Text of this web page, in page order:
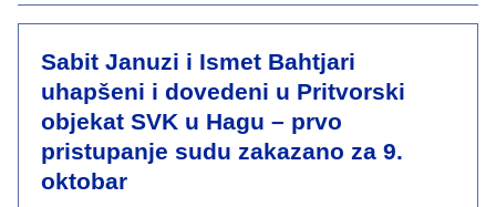
Sabit Januzi i Ismet Bahtjari
uhapšeni i dovedeni u Pritvorski
objekat SVK u Hagu – prvo
pristupanje sudu zakazano za 9.
oktobar